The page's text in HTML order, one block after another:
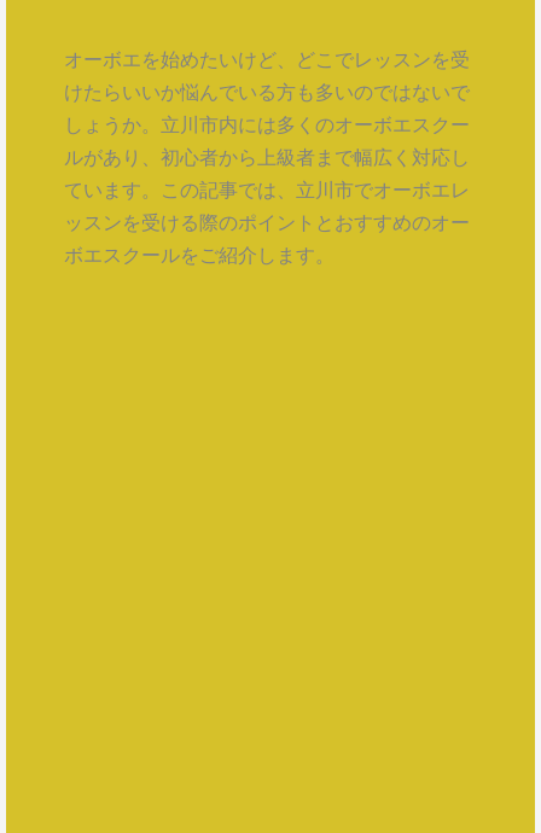
オーボエを始めたいけど、どこでレッスンを受
けたらいいか悩んでいる方も多いのではないで
しょうか。立川市内には多くのオーボエスクー
ルがあり、初心者から上級者まで幅広く対応し
ています。この記事では、立川市でオーボエレ
ッスンを受ける際のポイントとおすすめのオー
ボエスクールをご紹介します。